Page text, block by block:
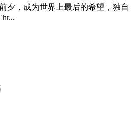
夕，成为世界上最后的希望，独自